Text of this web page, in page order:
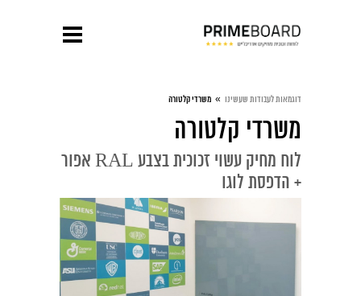
דוגמאות לעבודות שעשינו » משרדי קלטורה
משרדי קלטורה
לוח מחיק עשוי זכוכית בצבע RAL אפור
+ הדפסת לוגו